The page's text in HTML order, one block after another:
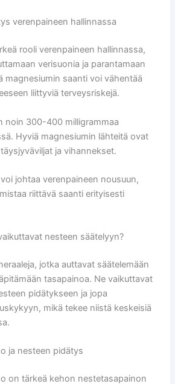
verenpaineen hallinnassa
rooli verenpaineen hallinnassa,
verisuonia ja parantamaan
magnesiumin saanti voi vähentää
liittyviä terveysriskejä.
noin 300-400 milligrammaa
Hyviä magnesiumin lähteitä ovat
ja vihannekset.
johtaa verenpaineen nousuun,
riittävä saanti erityisesti
nesteen säätelyyn?
jotka auttavat säätelemään
tasapainoa. Ne vaikuttavat
pidätykseen ja jopa
mikä tekee niistä keskeisiä
ja nesteen pidätys
on tärkeä kehon nestetasapainon